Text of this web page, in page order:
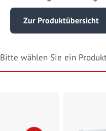
Zur Produktübersicht
Bitte wählen Sie ein